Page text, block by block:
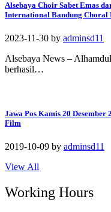
Alsebaya Choir Sabet Emas
International Bandung Choral
2023-11-30 by adminsd11
Alsebaya News –
berhasil…
Jawa Pos Kamis 20 Desember
Film
2019-10-09 by adminsd11
View All
Working Hours